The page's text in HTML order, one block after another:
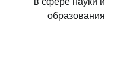
образования